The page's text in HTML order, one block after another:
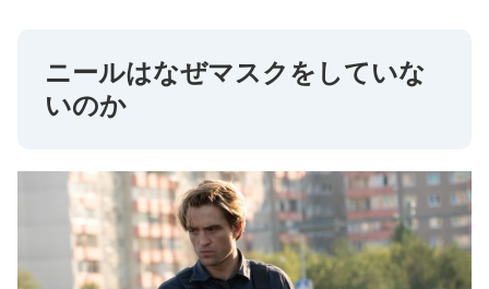
ニールはなぜマスクをしていな
いのか